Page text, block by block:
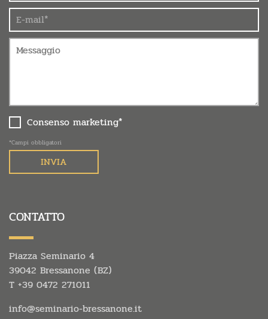
Consenso marketing*
*Campi obbligatori
CONTATTO
Piazza Seminario 4
39042 Bressanone (BZ)
T +39 0472 271011
info@seminario-bressanone.it